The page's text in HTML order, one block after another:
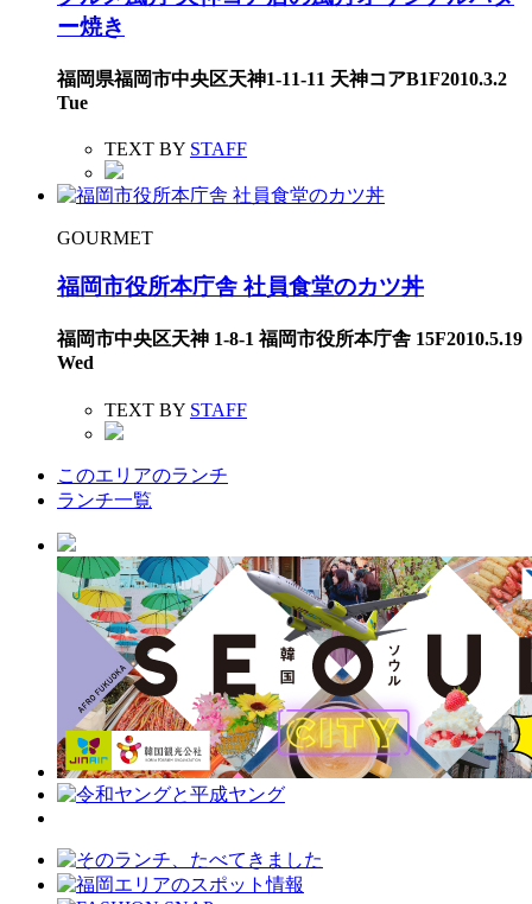
ー焼き
福岡県福岡市中央区天神1-11-11 天神コアB1F2010.3.2
Tue
TEXT BY STAFF
GOURMET
福岡市役所本庁舎 社員食堂のカツ丼
福岡市中央区天神 1-8-1 福岡市役所本庁舎 15F2010.5.19
Wed
TEXT BY STAFF
このエリアのランチ
ランチ一覧